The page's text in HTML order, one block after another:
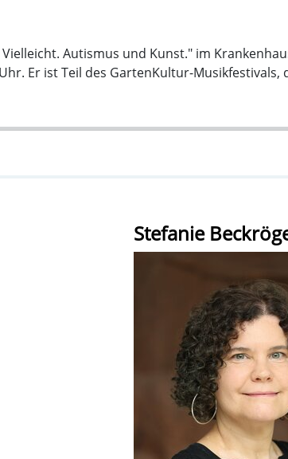
Autismus und Kunst." im
Er ist Teil des GartenKultur-
Stefanie